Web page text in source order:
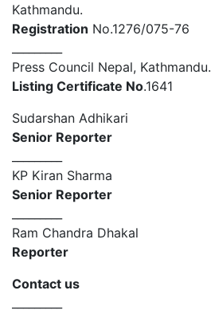
Kathmandu.
Registration No.1276/075-76
Press Council Nepal, Kathmandu.
Listing Certificate No.1641
Sudarshan Adhikari
Senior Reporter
KP Kiran Sharma
Senior Reporter
Ram Chandra Dhakal
Reporter
Contact us